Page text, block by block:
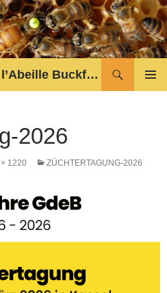
Association Suisse de l’Abeille Buckfast
2026
1220 ZÜCHTERTAGUNG-2026